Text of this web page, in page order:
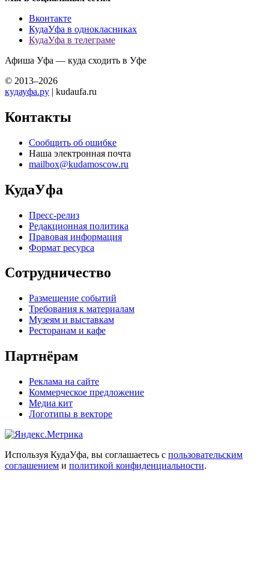
Вконтакте
КудаУфа в однокласниках
КудаУфа в телеграме
Афиша Уфа — куда сходить в Уфе
© 2013–2026
кудауфа.ру | kudaufa.ru
Контакты
Сообщить об ошибке
Наша электронная почта
mailbox@kudamoscow.ru
КудаУфа
Пресс-релиз
Редакционная политика
Правовая информация
Формат ресурса
Сотрудничество
Размещение событий
Требования к материалам
Музеям и выставкам
Ресторанам и кафе
Партнёрам
Реклама на сайте
Коммерческое предложение
Медиа кит
Логотипы в векторе
Используя КудаУфа, вы соглашаетесь с пользовательским
соглашением и политикой конфиденциальности.